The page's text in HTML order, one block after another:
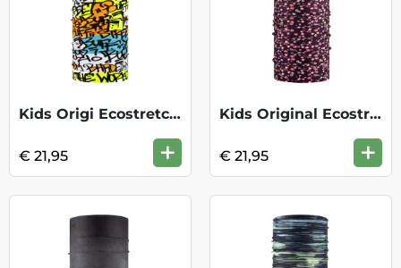
Kids Origi Ecostretch- Graffiti 2.0 Mult
€ 21,95 +
Kids Original Ecostretch - Multi
€ 21,95 +